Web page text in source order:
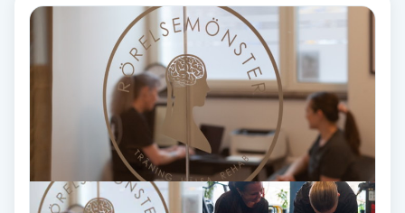
Tvätt & Fön
Vampyrbehandling
Vaxning